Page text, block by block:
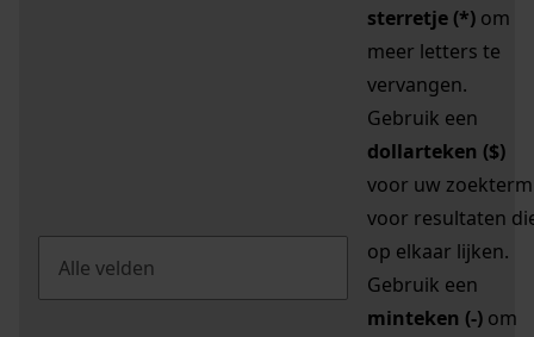
sterretje (*) om
meer letters te
vervangen.
Gebruik een
dollarteken ($)
voor uw zoekterm
voor resultaten
op elkaar lijken.
Gebruik een
minteken (-) om